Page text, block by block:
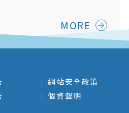
MORE
網站安全政策
個資聲明